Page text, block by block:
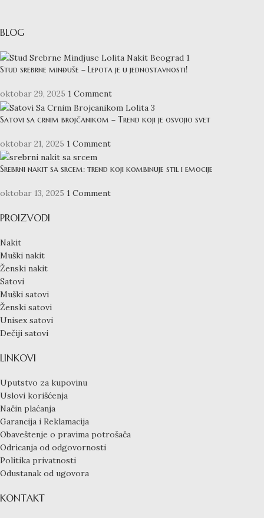
BLOG
Stud srebrne minđuše – Lepota je u jednostavnosti!
oktobar 29, 2025 1 Comment
Satovi sa crnim brojčanikom – Trend koji je osvojio svet
oktobar 21, 2025 1 Comment
Srebrni nakit sa srcem: trend koji kombinuje stil i emocije
oktobar 13, 2025 1 Comment
PROIZVODI
Nakit
Muški nakit
Ženski nakit
Satovi
Muški satovi
Ženski satovi
Unisex satovi
Dečiji satovi
LINKOVI
Uputstvo za kupovinu
Uslovi korišćenja
Način plaćanja
Garancija i Reklamacija
Obaveštenje o pravima potrošača
Odricanja od odgovornosti
Politika privatnosti
Odustanak od ugovora
KONTAKT